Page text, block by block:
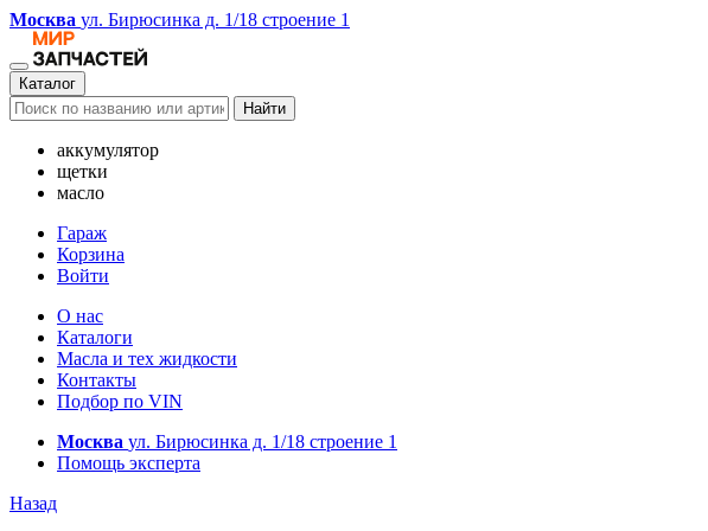
Москва ул. Бирюсинка д. 1/18 строение 1
Каталог
Найти
аккумулятор
щетки
масло
Гараж
Корзина
Войти
О нас
Каталоги
Масла и тех жидкости
Контакты
Подбор по VIN
Москва ул. Бирюсинка д. 1/18 строение 1
Помощь эксперта
Назад